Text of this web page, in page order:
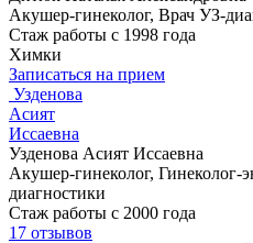
Акушер-гинеколог, Врач УЗ-
Стаж работы с 1998 года
Химки
Записаться на прием
Узденова
Асият
Иссаевна
Узденова Асият Иссаевна
Акушер-гинеколог, Гинеколог-
диагностики
Стаж работы с 2000 года
17 отзывов